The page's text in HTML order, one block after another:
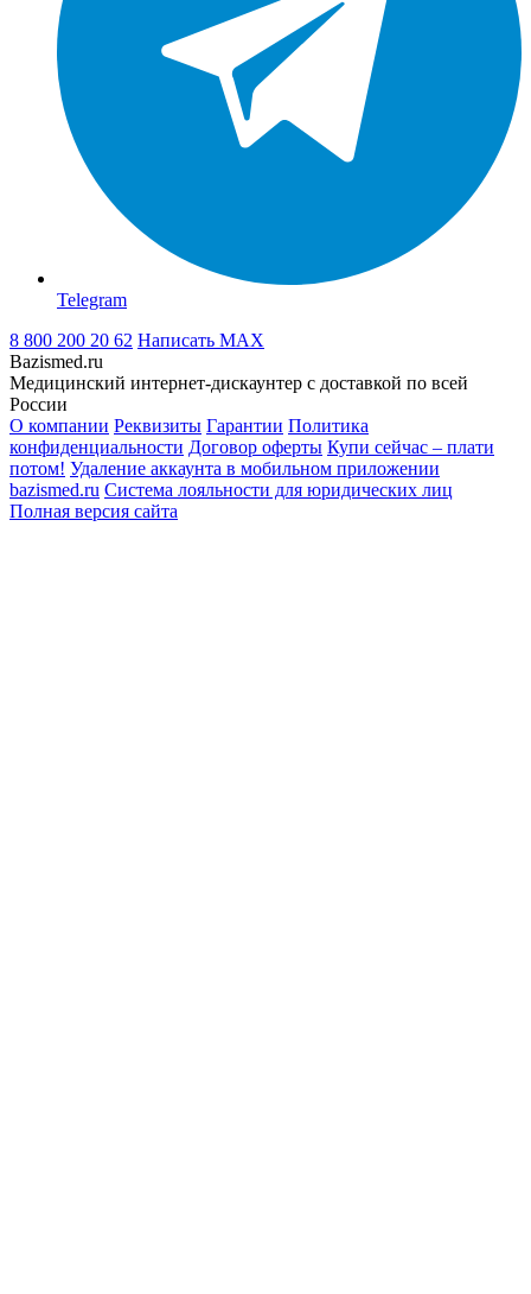
Telegram
8 800 200 20 62 Написать MAX
Bazismed.ru
Медицинский интернет-дискаунтер с доставкой по всей
России
О компании Реквизиты Гарантии Политика
конфиденциальности Договор оферты Купи сейчас – плати
потом! Удаление аккаунта в мобильном приложении
bazismed.ru Система лояльности для юридических лиц
Полная версия сайта